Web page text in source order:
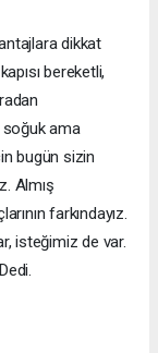
dikkat
bereketli,
soğuk ama
bugün sizin
Almış
farkındayız.
isteğimiz de var.